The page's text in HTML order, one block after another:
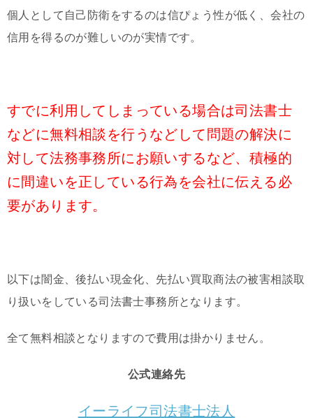
個人として自己防衛をするのは信ぴょう性が低く、会社の
信用を得るのが難しいのが実情です。
すでに利用してしまっている場合は司法書士
などに無料相談を行うなどして問題の解決に
対して法務事務所にお願いするなど、積極的
に間違いを正している行為を会社に伝える必
要があります。
以下は闇金、後払い現金化、先払い買取商法の被害相談取
り扱いをしている司法書士事務所となります。
全て無料相談となりますので費用は掛かりません。
公式連絡先
イーライフ司法書士法人